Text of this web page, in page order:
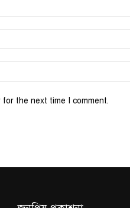
the next time I comment.